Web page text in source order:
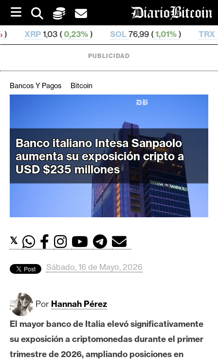
i
p
t
o
) SOL76,99 (1,01%) TRX0,329 672 (
p
t
o
M
c
d
s
B
t
c
o
PUBLICIDAD
Bancos Y Pagos Bitcoin
Banco italiano Intesa Sanpaolo
aumenta su exposición cripto a
USD $235 millones
𝕏
Sábado, 16 de Mayo, 2026
Por Hannah Pérez
El mayor banco de Italia elevó significativamente
su exposición a criptomonedas durante el primer
trimestre de 2026, ampliando posiciones en